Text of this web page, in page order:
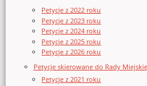
Petycje z 2022 roku
Petycje z 2023 roku
Petycje z 2024 roku
Petycje z 2025 roku
Petycje z 2026 roku
Petycje skierowane do Rady
Petycje z 2021 roku